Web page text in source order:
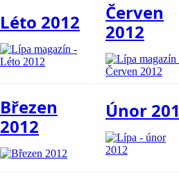
Léto 2012
Červen
2012
Březen
2012
Únor